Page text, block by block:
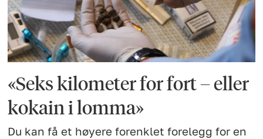
«Seks kilometer for fort – eller
kokain i lomma»
Du kan få et høyere forenklet forelegg for en